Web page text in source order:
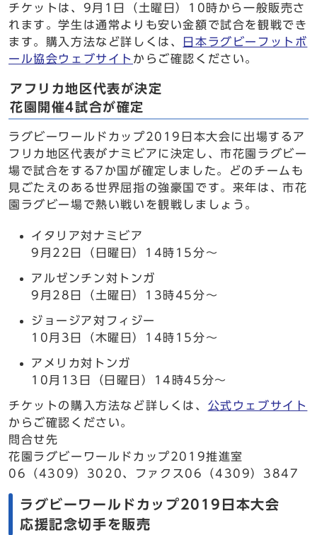
チケットは、9月1日（土曜日）10時から一般販売さ
れます。学生は通常よりも安い金額で試合を観戦でき
ます。購入方法など詳しくは、
日本ラグビーフットボ
ール協会ウェブサイト からご確認ください。
アフリカ地区代表が決定
花園開催4試合が確定
ラグビーワールドカップ2019日本大会に出場するア
フリカ地区代表がナミビアに決定し、市花園ラグビー
場で試合をする7か国が確定しました。どのチームも
見ごたえのある世界屈指の強豪国です。来年は、市花
園ラグビー場で熱い戦いを観戦しましょう。
イタリア対ナミビア
9月22日（日曜日）14時15分～
アルゼンチン対トンガ
9月28日（土曜日）13時45分～
ジョージア対フィジー
10月3日（木曜日）14時15分～
アメリカ対トンガ
10月13日（日曜日）14時45分～
チケットの購入方法など詳しくは、 公式ウェブサイト
からご確認ください。
問合せ先
花園ラグビーワールドカップ2019推進室
06（4309）3020、ファクス06（4309）3847
ラグビーワールドカップ2019日本大会
応援記念切手を販売